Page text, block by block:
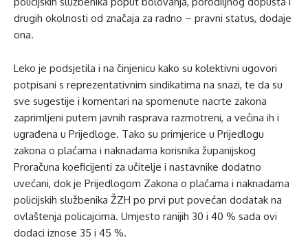
drugih okolnosti od značaja za radno – pravni status, dodaje
ona.
Leko je podsjetila i na činjenicu kako su kolektivni ugovori
potpisani s reprezentativnim sindikatima na snazi, te da su
sve sugestije i komentari na spomenute nacrte zakona
zaprimljeni putem javnih rasprava razmotreni, a većina ih i
ugrađena u Prijedloge. Tako su primjerice u Prijedlogu
zakona o plaćama i naknadama korisnika županijskog
Proračuna koeficijenti za učitelje i nastavnike dodatno
uvećani, dok je Prijedlogom Zakona o plaćama i naknadama
policijskih službenika ŽZH po prvi put povećan dodatak na
ovlaštenja policajcima. Umjesto ranijih 30 i 40 % sada ovi
dodaci iznose 35 i 45 %.